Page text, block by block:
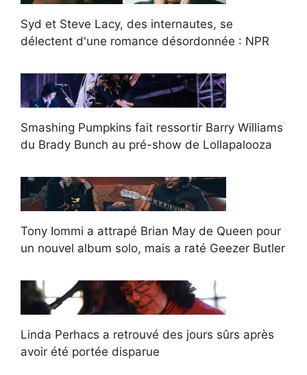
Syd et Steve Lacy, des internautes, se
délectent d'une romance désordonnée : NPR
Smashing Pumpkins fait ressortir Barry Williams
du Brady Bunch au pré-show de Lollapalooza
Tony Iommi a attrapé Brian May de Queen pour
un nouvel album solo, mais a raté Geezer Butler
Linda Perhacs a retrouvé des jours sûrs après
avoir été portée disparue